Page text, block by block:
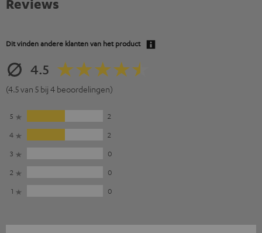
Reviews
Dit vinden andere klanten van het product
4.5
(4.5 van 5 bij 4 beoordelingen)
5
2
4
2
3
0
2
0
1
0